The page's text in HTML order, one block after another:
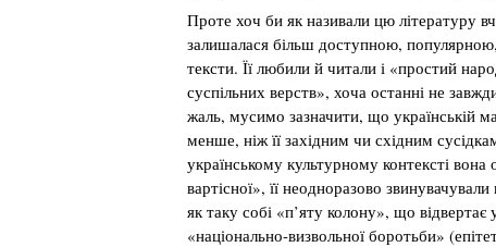
Проте хоч би як називали цю літературу
залишалася більш доступною, популярною,
тексти. Її любили й читали і «простий
суспільних верств», хоча останні не
жаль, мусимо зазначити, що українській
менше, ніж її західним чи східним
українському культурному контексті
вартісної», її неодноразово
як таку собі «п’яту колону», що відвертає
«національно-визвольної боротьби»